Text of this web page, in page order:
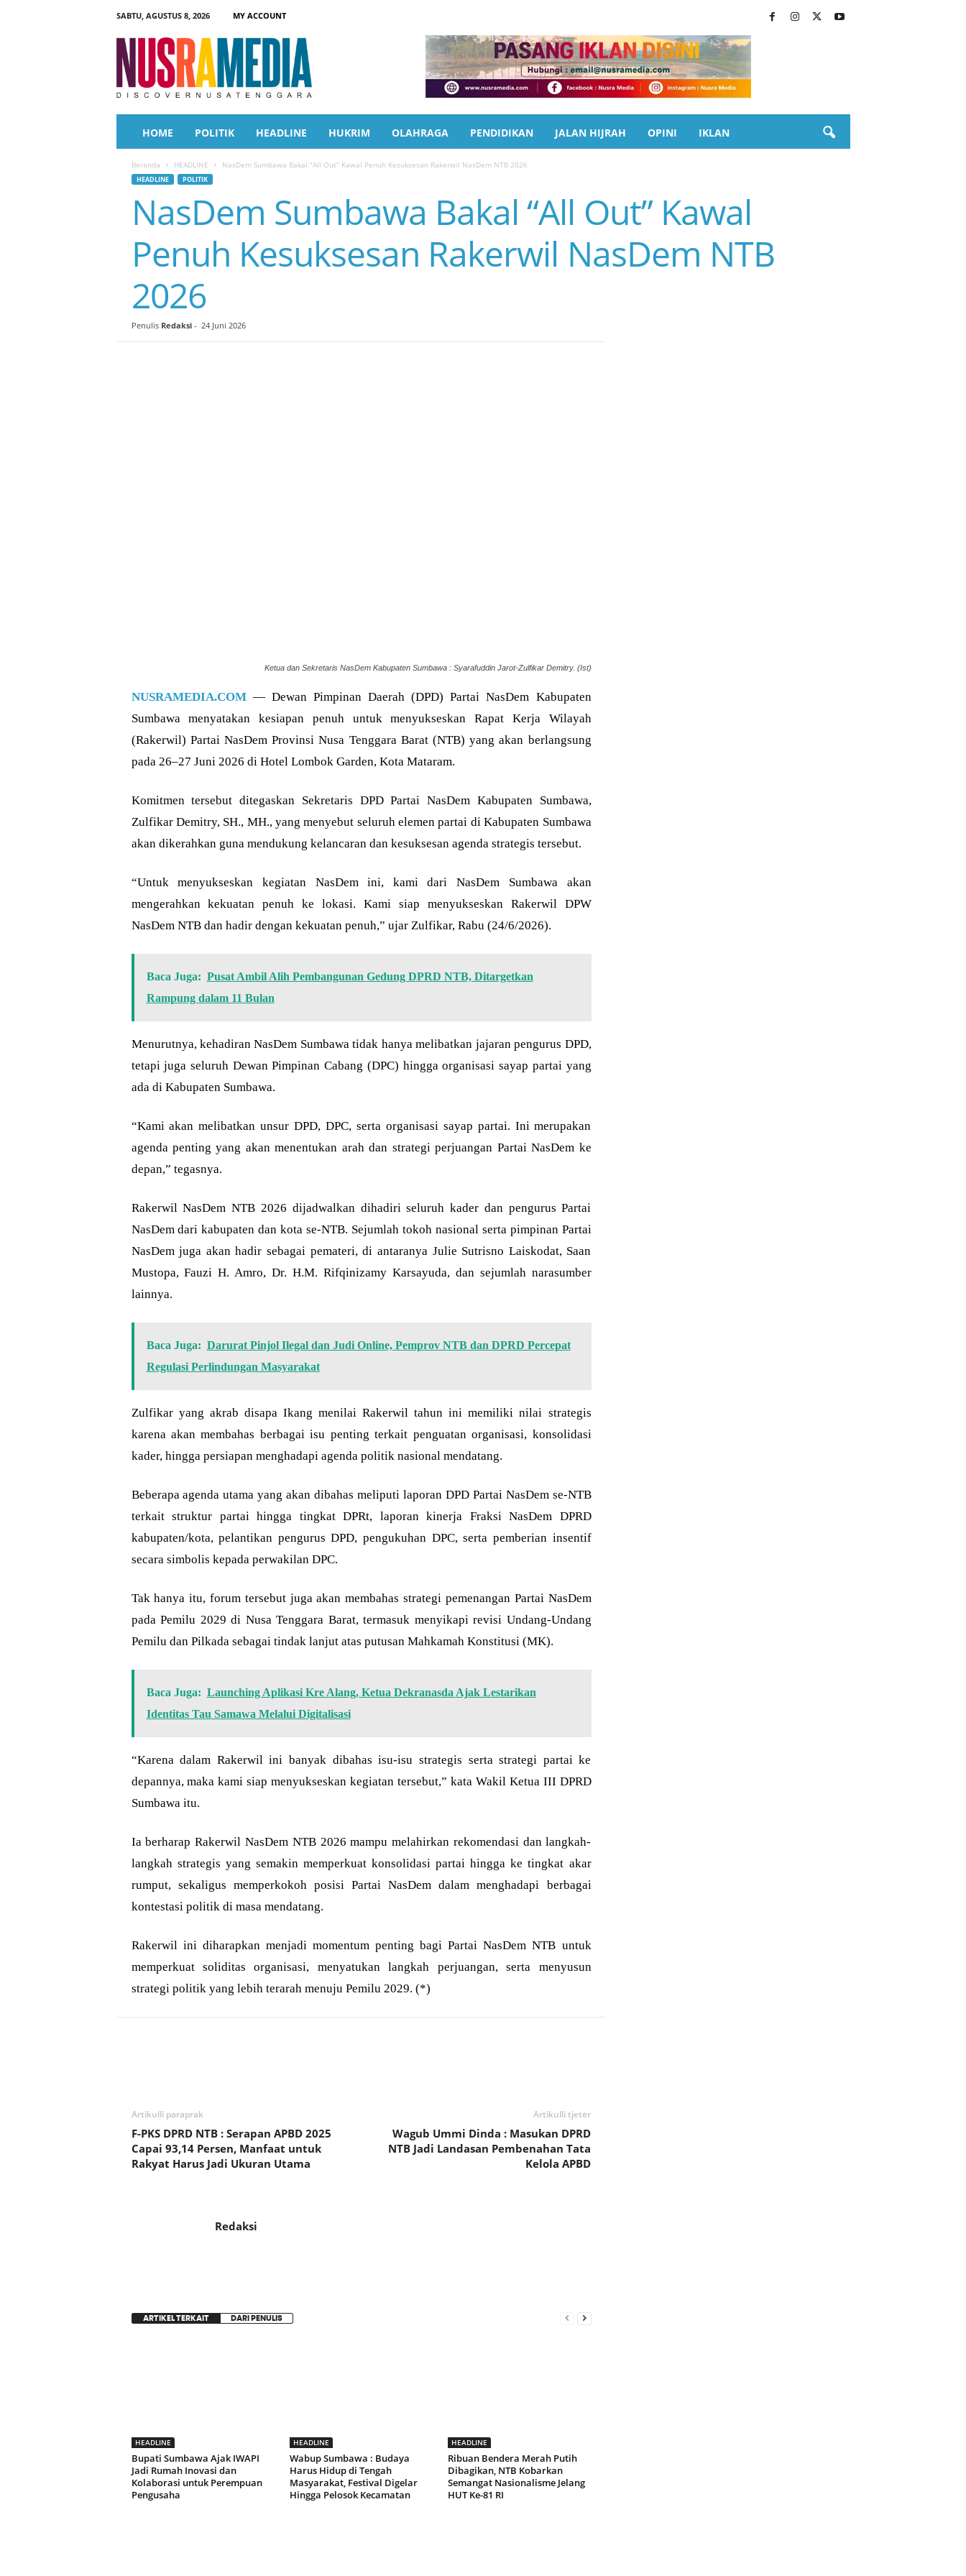
SABTU, AGUSTUS 8, 2026
MY ACCOUNT
a
HOME POLITIK HEADLINE HUKRIM OLAHRAGA PENDIDIKAN JALAN HIJRAH OPINI IKLAN
Beranda HEADLINE NasDem Sumbawa Bakal “All Out” Kawal Penuh Kesuksesan Rakerwil NasDem NTB 2026
HEADLINE POLITIK
NasDem Sumbawa Bakal “All Out” Kawal
Penuh Kesuksesan Rakerwil NasDem NTB
2026
Penulis Redaksi- 24 Juni 2026
Ketua dan Sekretaris NasDem Kabupaten Sumbawa : Syarafuddin Jarot-Zulfikar Demitry. (Ist)
NUSRAMEDIA.COM— Dewan Pimpinan Daerah (DPD) Partai NasDem Kabupaten
Sumbawa menyatakan kesiapan penuh untuk menyukseskan Rapat Kerja Wilayah
(Rakerwil) Partai NasDem Provinsi Nusa Tenggara Barat (NTB) yang akan berlangsung
pada 26–27 Juni 2026 di Hotel Lombok Garden, Kota Mataram.
Komitmen tersebut ditegaskan Sekretaris DPD Partai NasDem Kabupaten Sumbawa,
Zulfikar Demitry, SH., MH., yang menyebut seluruh elemen partai di Kabupaten Sumbawa
akan dikerahkan guna mendukung kelancaran dan kesuksesan agenda strategis tersebut.
“Untuk menyukseskan kegiatan NasDem ini, kami dari NasDem Sumbawa akan
mengerahkan kekuatan penuh ke lokasi. Kami siap menyukseskan Rakerwil DPW
NasDem NTB dan hadir dengan kekuatan penuh,” ujar Zulfikar, Rabu (24/6/2026).
Baca Juga: Pusat Ambil Alih Pembangunan Gedung DPRD NTB, Ditargetkan
Rampung dalam 11 Bulan
Menurutnya, kehadiran NasDem Sumbawa tidak hanya melibatkan jajaran pengurus DPD,
tetapi juga seluruh Dewan Pimpinan Cabang (DPC) hingga organisasi sayap partai yang
ada di Kabupaten Sumbawa.
“Kami akan melibatkan unsur DPD, DPC, serta organisasi sayap partai. Ini merupakan
agenda penting yang akan menentukan arah dan strategi perjuangan Partai NasDem ke
depan,” tegasnya.
Rakerwil NasDem NTB 2026 dijadwalkan dihadiri seluruh kader dan pengurus Partai
NasDem dari kabupaten dan kota se-NTB. Sejumlah tokoh nasional serta pimpinan Partai
NasDem juga akan hadir sebagai pemateri, di antaranya Julie Sutrisno Laiskodat, Saan
Mustopa, Fauzi H. Amro, Dr. H.M. Rifqinizamy Karsayuda, dan sejumlah narasumber
lainnya.
Baca Juga: Darurat Pinjol Ilegal dan Judi Online, Pemprov NTB dan DPRD Percepat
Regulasi Perlindungan Masyarakat
Zulfikar yang akrab disapa Ikang menilai Rakerwil tahun ini memiliki nilai strategis
karena akan membahas berbagai isu penting terkait penguatan organisasi, konsolidasi
kader, hingga persiapan menghadapi agenda politik nasional mendatang.
Beberapa agenda utama yang akan dibahas meliputi laporan DPD Partai NasDem se-NTB
terkait struktur partai hingga tingkat DPRt, laporan kinerja Fraksi NasDem DPRD
kabupaten/kota, pelantikan pengurus DPD, pengukuhan DPC, serta pemberian insentif
secara simbolis kepada perwakilan DPC.
Tak hanya itu, forum tersebut juga akan membahas strategi pemenangan Partai NasDem
pada Pemilu 2029 di Nusa Tenggara Barat, termasuk menyikapi revisi Undang-Undang
Pemilu dan Pilkada sebagai tindak lanjut atas putusan Mahkamah Konstitusi (MK).
Baca Juga: Launching Aplikasi Kre Alang, Ketua Dekranasda Ajak Lestarikan
Identitas Tau Samawa Melalui Digitalisasi
“Karena dalam Rakerwil ini banyak dibahas isu-isu strategis serta strategi partai ke
depannya, maka kami siap menyukseskan kegiatan tersebut,” kata Wakil Ketua III DPRD
Sumbawa itu.
Ia berharap Rakerwil NasDem NTB 2026 mampu melahirkan rekomendasi dan langkah-
langkah strategis yang semakin memperkuat konsolidasi partai hingga ke tingkat akar
rumput, sekaligus memperkokoh posisi Partai NasDem dalam menghadapi berbagai
kontestasi politik di masa mendatang.
Rakerwil ini diharapkan menjadi momentum penting bagi Partai NasDem NTB untuk
memperkuat soliditas organisasi, menyatukan langkah perjuangan, serta menyusun
strategi politik yang lebih terarah menuju Pemilu 2029. (*)
Artikulli paraprak
F-PKS DPRD NTB : Serapan APBD 2025
Capai 93,14 Persen, Manfaat untuk
Rakyat Harus Jadi Ukuran Utama
Artikulli tjetër
Wagub Ummi Dinda : Masukan DPRD
NTB Jadi Landasan Pembenahan Tata
Kelola APBD
Redaksi
ARTIKEL TERKAIT DARI PENULIS
HEADLINE
Bupati Sumbawa Ajak IWAPI
Jadi Rumah Inovasi dan
Kolaborasi untuk Perempuan
Pengusaha
HEADLINE
Wabup Sumbawa : Budaya
Harus Hidup di Tengah
Masyarakat, Festival Digelar
Hingga Pelosok Kecamatan
HEADLINE
Ribuan Bendera Merah Putih
Dibagikan, NTB Kobarkan
Semangat Nasionalisme Jelang
HUT Ke-81 RI